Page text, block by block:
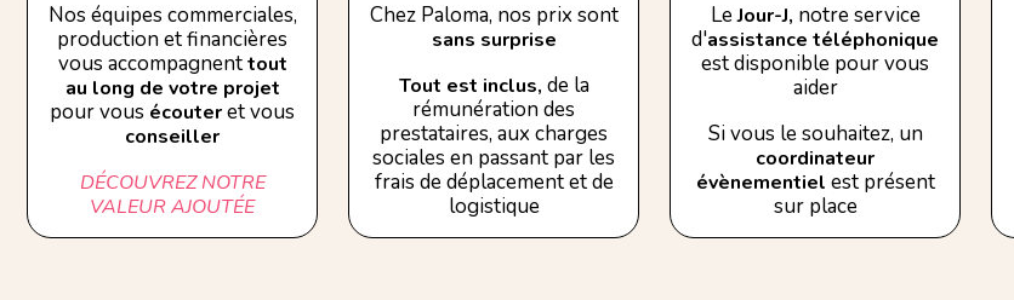
Nos équipes commerciales,
production et financières
vous accompagnenttout
au long de votre projet
pour vous écouteret vous
conseiller
DÉCOUVREZ NOTRE
VALEUR AJOUTÉE
Chez Paloma, nos prix sont
sans surprise
Tout est inclus, de la
rémunération des
prestataires, aux charges
sociales en passant par les
frais de déplacement et de
logistique
LeJour-J, notre service
d'assistance téléphonique
est disponible pour vous
aider
Si vous le souhaitez, un
coordinateur
évènementiel est présent
sur place